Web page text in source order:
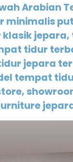
Arabian
tidur
jepara
tempat